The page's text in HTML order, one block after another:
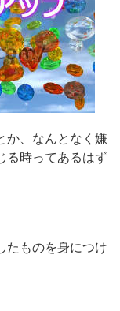
か、なんとなく嫌
る時ってあるはず
たものを身につけ